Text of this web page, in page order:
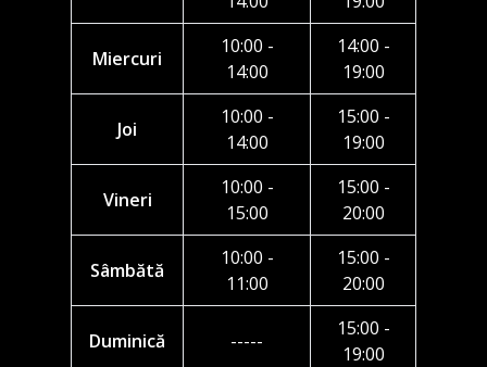
Miercuri
10:00 -
14:00
14:00 -
19:00
Joi
10:00 -
14:00
15:00 -
19:00
Vineri
10:00 -
15:00
15:00 -
20:00
Sâmbătă
10:00 -
11:00
15:00 -
20:00
Duminică -----
15:00 -
19:00